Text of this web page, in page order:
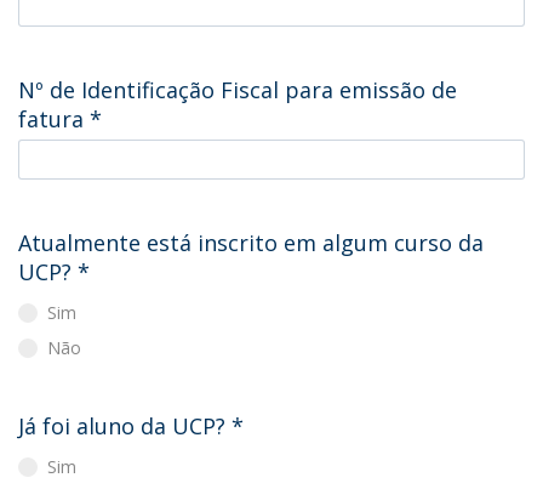
Nº de Identificação Fiscal para emissão de
fatura *
Atualmente está inscrito em algum curso da
UCP? *
Sim
Não
Já foi aluno da UCP? *
Sim